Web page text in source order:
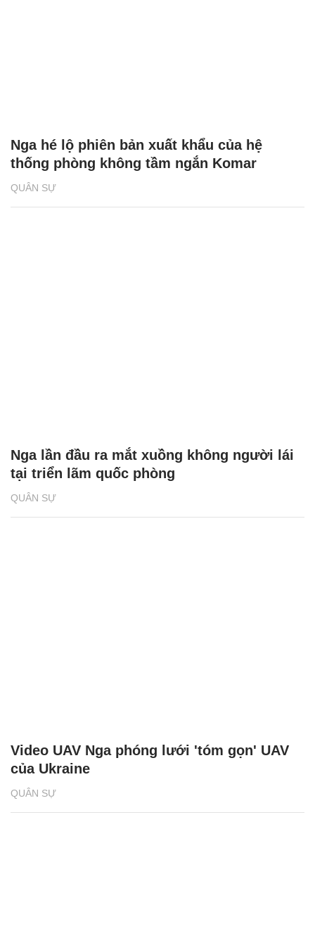
QUÂN SỰ
Nga hé lộ phiên bản xuất khẩu của hệ
thống phòng không tầm ngắn Komar
QUÂN SỰ
Nga lần đầu ra mắt xuồng không người lái
tại triển lãm quốc phòng
QUÂN SỰ
Video UAV Nga phóng lưới 'tóm gọn' UAV
của Ukraine